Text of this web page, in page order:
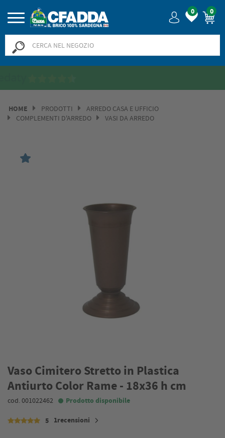
0 0
HOME PRODOTTI
ARREDO CASA E UFFICIO
COMPLEMENTI D'ARREDO
VASI DA ARREDO
Vaso Cimitero Stretto in Plastica
Antiurto Color Rame - 18x36 h cm
cod. 001022462 Prodotto disponibile
5 1recensioni